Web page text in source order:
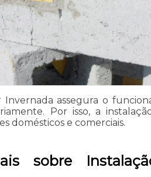
Invernada assegura o
Por isso, a
domésticos e comerciais.
sobre